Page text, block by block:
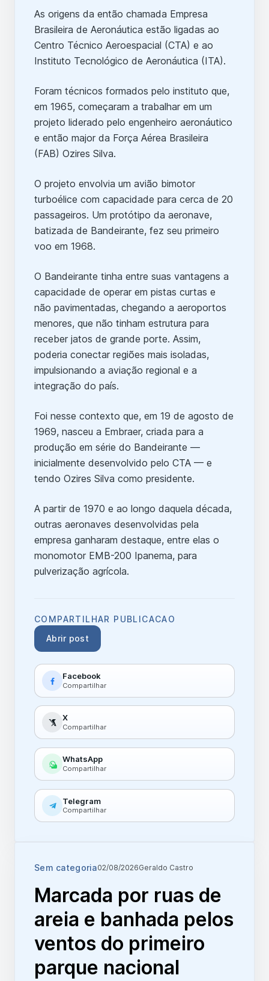
As origens da então chamada Empresa
Brasileira de Aeronáutica estão ligadas ao
Centro Técnico Aeroespacial (CTA) e ao
Instituto Tecnológico de Aeronáutica (ITA).
Foram técnicos formados pelo instituto que,
em 1965, começaram a trabalhar em um
projeto liderado pelo engenheiro aeronáutico
e então major da Força Aérea Brasileira
(FAB) Ozires Silva.
O projeto envolvia um avião bimotor
turboélice com capacidade para cerca de 20
passageiros. Um protótipo da aeronave,
batizada de Bandeirante, fez seu primeiro
voo em 1968.
O Bandeirante tinha entre suas vantagens a
capacidade de operar em pistas curtas e
não pavimentadas, chegando a aeroportos
menores, que não tinham estrutura para
receber jatos de grande porte. Assim,
poderia conectar regiões mais isoladas,
impulsionando a aviação regional e a
integração do país.
Foi nesse contexto que, em 19 de agosto de
1969, nasceu a Embraer, criada para a
produção em série do Bandeirante —
inicialmente desenvolvido pelo CTA — e
tendo Ozires Silva como presidente.
A partir de 1970 e ao longo daquela década,
outras aeronaves desenvolvidas pela
empresa ganharam destaque, entre elas o
monomotor EMB-200 Ipanema, para
pulverização agrícola.
COMPARTILHAR PUBLICACAO
Abrir post
Facebook
Compartilhar
X
Compartilhar
WhatsApp
Compartilhar
Telegram
Compartilhar
Sem categoria02/08/2026Geraldo Castro
Marcada por ruas de
areia e banhada pelos
ventos do primeiro
parque nacional